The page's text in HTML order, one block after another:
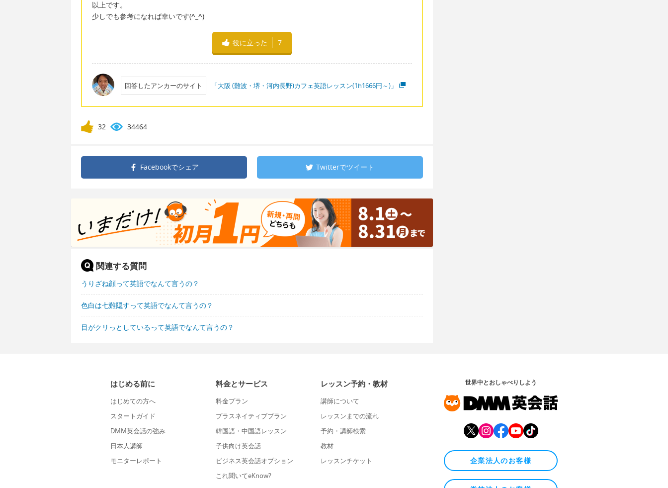
以上です。
少しでも参考になれば幸いです(^_^)
役に立った 7
回答したアンカーのサイト 「大阪 (難波・堺・河内長野)カフェ英語レッスン(1h1666円～)」
32 34464
Facebookでシェア Twitterでツイート
関連する質問
うりざね顔って英語でなんて言うの？
色白は七難隠すって英語でなんて言うの？
目がクリっとしているって英語でなんて言うの？
はじめる前に
はじめての方へ
スタートガイド
DMM英会話の強み
日本人講師
モニターレポート
料金とサービス
料金プラン
プラスネイティブプラン
韓国語・中国語レッスン
子供向け英会話
ビジネス英会話オプション
これ聞いてeKnow?
レッスン予約・教材
講師について
レッスンまでの流れ
予約・講師検索
教材
レッスンチケット
世界中とおしゃべりしよう
企業法人のお客様